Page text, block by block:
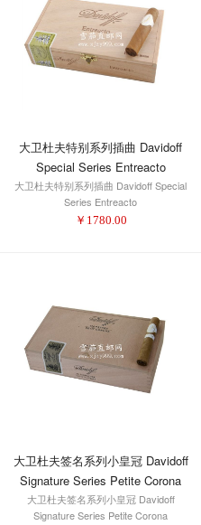
大卫杜夫特别系列插曲 Davidoff
Special Series Entreacto
大卫杜夫特别系列插曲 Davidoff Special
Series Entreacto
￥ 1780.00
大卫杜夫签名系列小皇冠 Davidoff
Signature Series Petite Corona
大卫杜夫签名系列小皇冠 Davidoff
Signature Series Petite Corona